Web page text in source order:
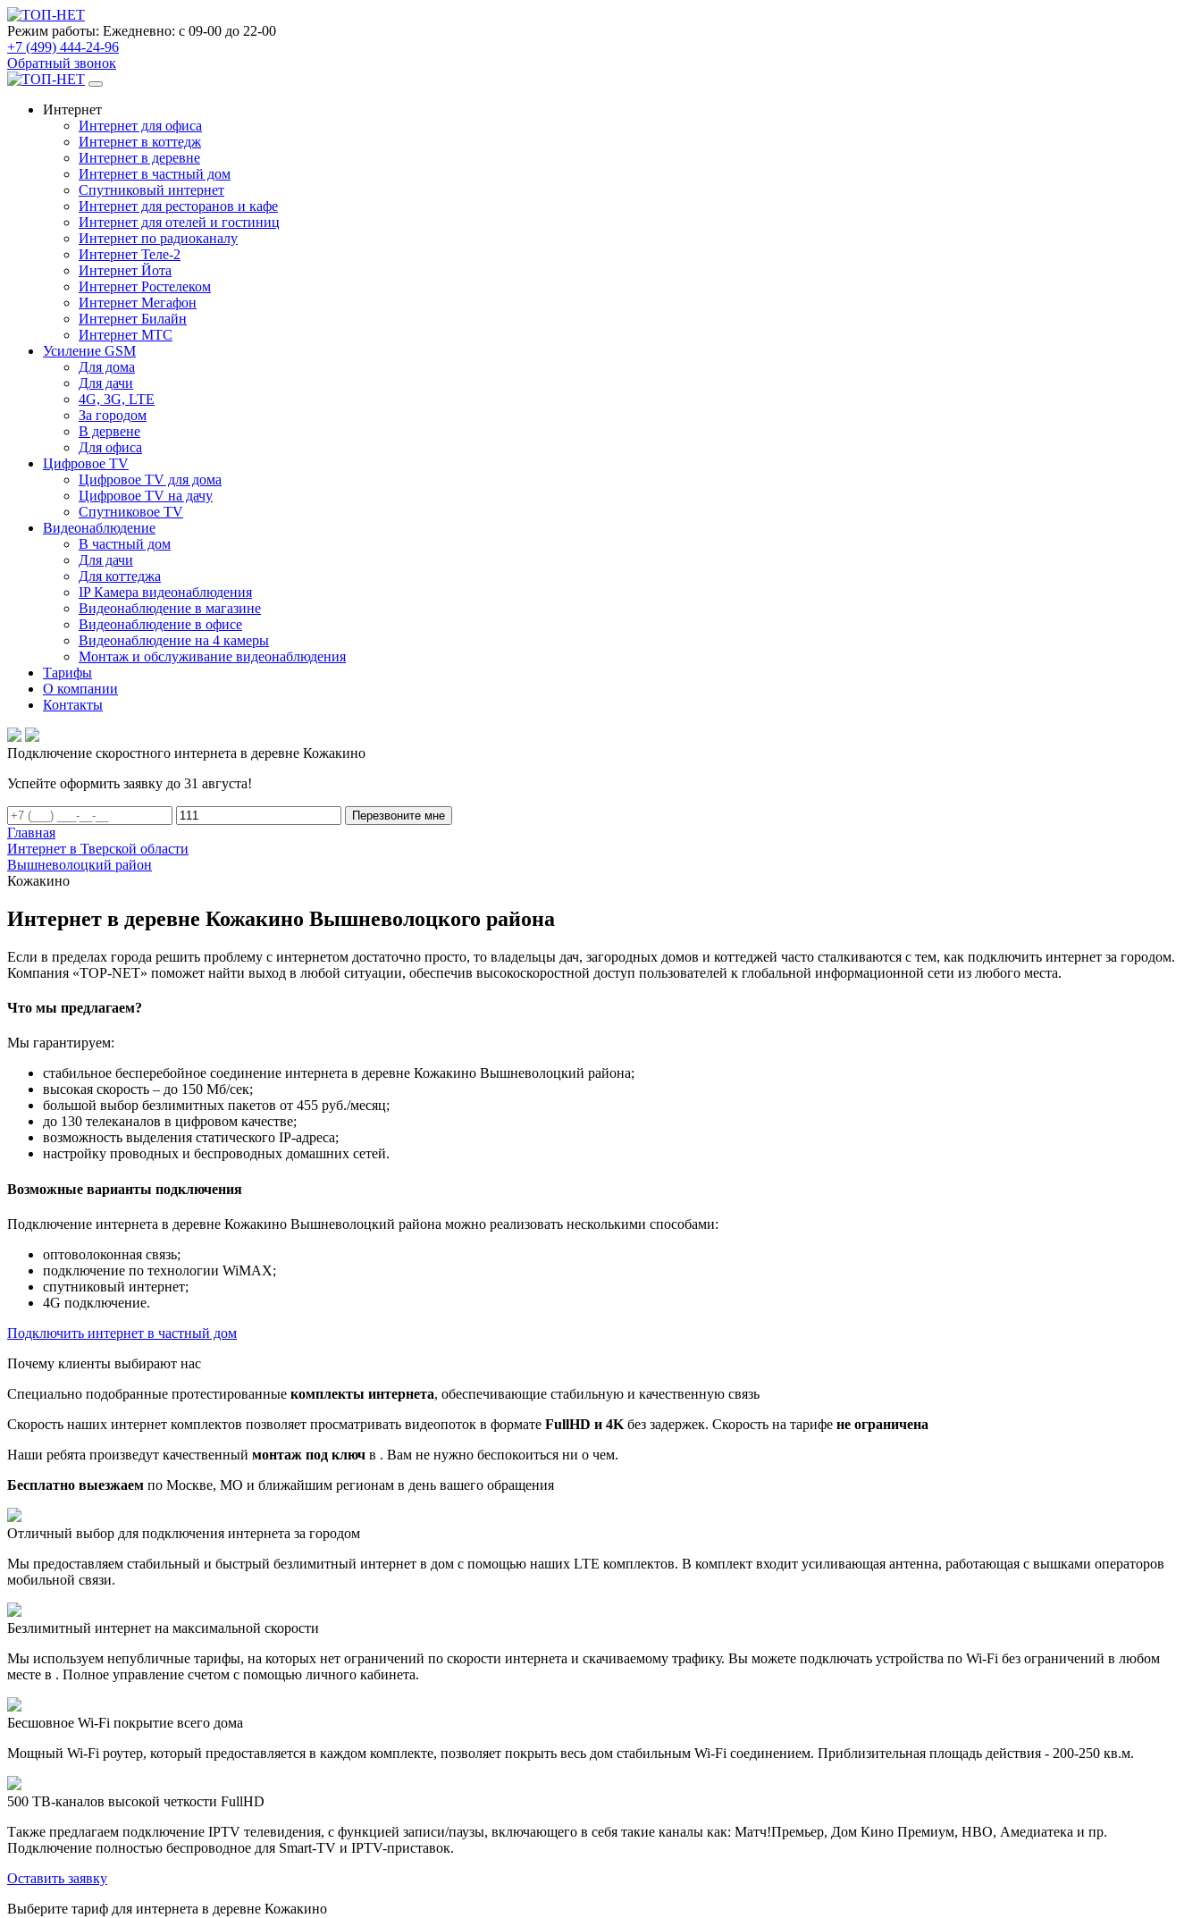
Режим работы: Ежедневно: с 09-00 до 22-00
+7 (499) 444-24-96
Обратный звонок
Интернет
Интернет для офиса
Интернет в коттедж
Интернет в деревне
Интернет в частный дом
Спутниковый интернет
Интернет для ресторанов и кафе
Интернет для отелей и гостиниц
Интернет по радиоканалу
Интернет Теле-2
Интернет Йота
Интернет Ростелеком
Интернет Мегафон
Интернет Билайн
Интернет МТС
Усиление GSM
Для дома
Для дачи
4G, 3G, LTE
За городом
В дервене
Для офиса
Цифровое TV
Цифровое TV для дома
Цифровое TV на дачу
Спутниковое TV
Видеонаблюдение
В частный дом
Для дачи
Для коттеджа
IP Камера видеонаблюдения
Видеонаблюдение в магазине
Видеонаблюдение в офисе
Видеонаблюдение на 4 камеры
Монтаж и обслуживание видеонаблюдения
Тарифы
О компании
Контакты
Подключение скоростного интернета в деревне Кожакино
Успейте оформить заявку до 31 августа!
Перезвоните мне
Главная
Интернет в Тверской области
Вышневолоцкий район
Кожакино
Интернет в деревне Кожакино Вышневолоцкого района
Если в пределах города решить проблему с интернетом достаточно просто, то владельцы дач, загородных домов и коттеджей часто сталкиваются с тем, как подключить интернет за городом.
Компания «TOP-NET» поможет найти выход в любой ситуации, обеспечив высокоскоростной доступ пользователей к глобальной информационной сети из любого места.
Что мы предлагаем?
Мы гарантируем:
стабильное бесперебойное соединение интернета в деревне Кожакино Вышневолоцкий района;
высокая скорость – до 150 Мб/сек;
большой выбор безлимитных пакетов от 455 руб./месяц;
до 130 телеканалов в цифровом качестве;
возможность выделения статического IP-адреса;
настройку проводных и беспроводных домашних сетей.
Возможные варианты подключения
Подключение интернета в деревне Кожакино Вышневолоцкий района можно реализовать несколькими способами:
оптоволоконная связь;
подключение по технологии WiMAX;
спутниковый интернет;
4G подключение.
Подключить интернет в частный дом
Почему клиенты выбирают нас
Специально подобранные протестированные комплекты интернета, обеспечивающие стабильную и качественную связь
Скорость наших интернет комплектов позволяет просматривать видеопоток в формате FullHD и 4K без задержек. Скорость на тарифе не ограничена
Наши ребята произведут качественный монтаж под ключ в . Вам не нужно беспокоиться ни о чем.
Бесплатно выезжаем по Москве, МО и ближайшим регионам в день вашего обращения
Отличный выбор для подключения интернета за городом
Мы предоставляем стабильный и быстрый безлимитный интернет в дом с помощью наших LTE комплектов. В комплект входит усиливающая антенна, работающая с вышками операторов
мобильной связи.
Безлимитный интернет на максимальной скорости
Мы используем непубличные тарифы, на которых нет ограничений по скорости интернета и скачиваемому трафику. Вы можете подключать устройства по Wi-Fi без ограничений в любом
месте в . Полное управление счетом с помощью личного кабинета.
Бесшовное Wi-Fi покрытие всего дома
Мощный Wi-Fi роутер, который предоставляется в каждом комплекте, позволяет покрыть весь дом стабильным Wi-Fi соединением. Приблизительная площадь действия - 200-250 кв.м.
500 ТВ-каналов высокой четкости FullHD
Также предлагаем подключение IPTV телевидения, с функцией записи/паузы, включающего в себя такие каналы как: Матч!Премьер, Дом Кино Премиум, HBO, Амедиатека и пр.
Подключение полностью беспроводное для Smart-TV и IPTV-приставок.
Оставить заявку
Выберите тариф для интернета в деревне Кожакино